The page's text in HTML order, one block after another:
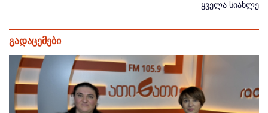
ყველა სიახლე
გადაცემები